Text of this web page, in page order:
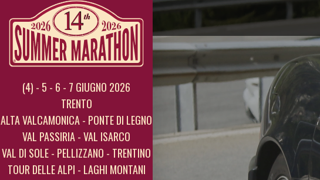
(4) - 5 - 6 - 7 GIUGNO 2026
TRENTO
ALTA VALCAMONICA - PONTE DI LEGNO
VAL PASSIRIA - VAL ISARCO
VAL DI SOLE - PELLIZZANO - TRENTINO
TOUR DELLE ALPI - LAGHI MONTANI